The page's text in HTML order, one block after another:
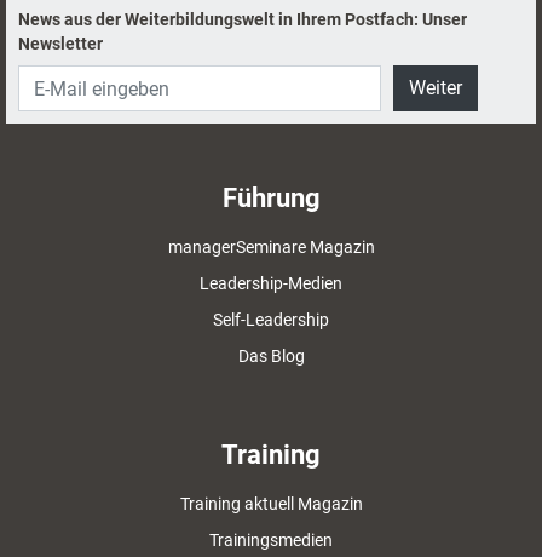
News aus der Weiterbildungswelt in Ihrem Postfach: Unser
Newsletter
Weiter
Führung
managerSeminare Magazin
Leadership-Medien
Self-Leadership
Das Blog
Training
Training aktuell Magazin
Trainingsmedien